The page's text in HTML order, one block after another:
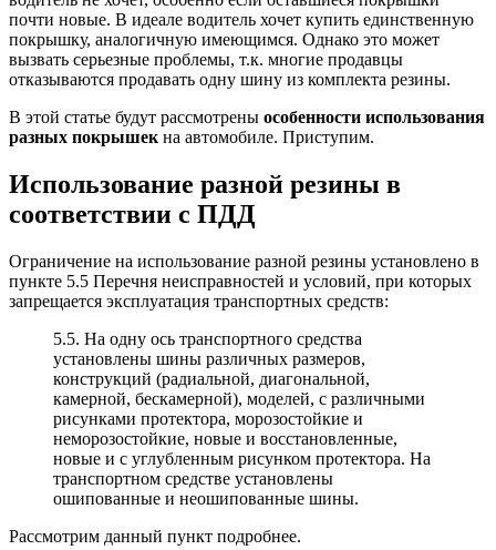
почти новые. В идеале водитель хочет купить единственную
покрышку, аналогичную имеющимся. Однако это может
вызвать серьезные проблемы, т.к. многие продавцы
отказываются продавать одну шину из комплекта резины.
В этой статье будут рассмотрены особенности использования
разных покрышек на автомобиле. Приступим.
Использование разной резины в
соответствии с ПДД
Ограничение на использование разной резины установлено в
пункте 5.5 Перечня неисправностей и условий, при которых
запрещается эксплуатация транспортных средств:
5.5. На одну ось транспортного средства
установлены шины различных размеров,
конструкций (радиальной, диагональной,
камерной, бескамерной), моделей, с различными
рисунками протектора, морозостойкие и
неморозостойкие, новые и восстановленные,
новые и с углубленным рисунком протектора. На
транспортном средстве установлены
ошипованные и неошипованные шины.
Рассмотрим данный пункт подробнее.